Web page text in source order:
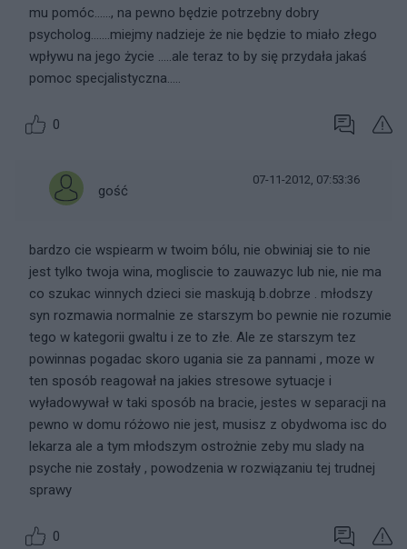
mu pomóc......, na pewno będzie potrzebny dobry
psycholog.......miejmy nadzieje że nie będzie to miało złego
wpływu na jego życie .....ale teraz to by się przydała jakaś
pomoc specjalistyczna.....
0
gość
07-11-2012, 07:53:36
bardzo cie wspiearm w twoim bólu, nie obwiniaj sie to nie
jest tylko twoja wina, mogliscie to zauwazyc lub nie, nie ma
co szukac winnych dzieci sie maskują b.dobrze . młodszy
syn rozmawia normalnie ze starszym bo pewnie nie rozumie
tego w kategorii gwaltu i ze to złe. Ale ze starszym tez
powinnas pogadac skoro ugania sie za pannami , moze w
ten sposób reagował na jakies stresowe sytuacje i
wyładowywał w taki sposób na bracie, jestes w separacji na
pewno w domu różowo nie jest, musisz z obydwoma isc do
lekarza ale a tym młodszym ostrożnie zeby mu slady na
psyche nie zostały , powodzenia w rozwiązaniu tej trudnej
sprawy
0